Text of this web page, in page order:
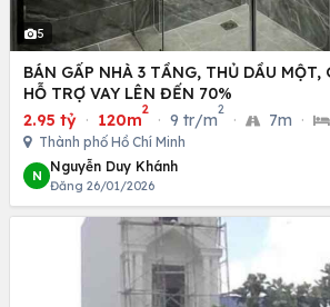
5
BÁN GẤP NHÀ 3 TẦNG, THỦ DẦU
HỖ TRỢ VAY LÊN ĐẾN 70%
2.95 tỷ · 120m
2
· 9 tr/m
2
· 7m ·
Thành phố Hồ Chí Minh
N
Nguyễn Duy Khánh
Đăng 26/01/2026